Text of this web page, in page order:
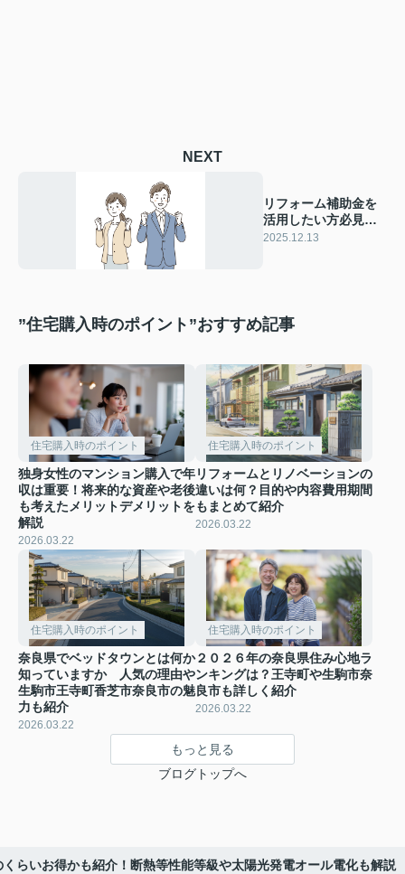
NEXT
リフォーム補助金を
活用したい方必見！
一覧で分かる２０２
2025.12.13
”住宅購入時のポイント”おすすめ記事
住宅購入時のポイント
独身女性のマンション購入で年
収は重要！将来的な資産や老後
も考えたメリットデメリットを
解説
2026.03.22
住宅購入時のポイント
リフォームとリノベーションの
違いは何？目的や内容費用期間
もまとめて紹介
2026.03.22
住宅購入時のポイント
奈良県でベッドタウンとは何か
知っていますか 人気の理由や
生駒市王寺町香芝市奈良市の魅
力も紹介
2026.03.22
住宅購入時のポイント
２０２６年の奈良県住み心地ラ
ンキングは？王寺町や生駒市奈
良市も詳しく紹介
2026.03.22
もっと見る
ブログトップへ
らいお得かも紹介！断熱等性能等級や太陽光発電オール電化も解説